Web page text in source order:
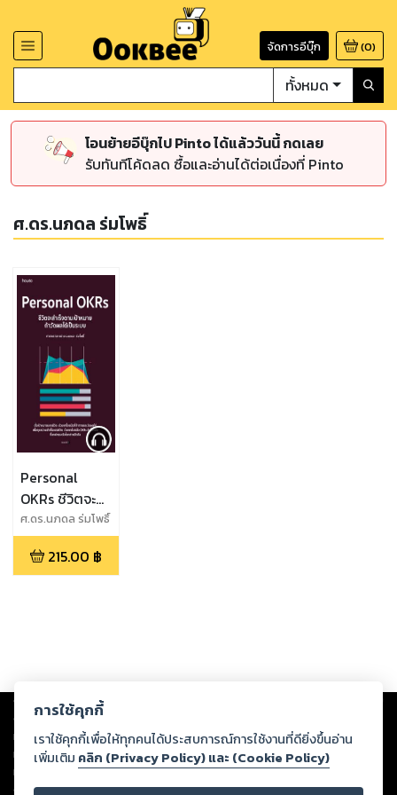
จัดการอีบุ๊ก (0)
ทั้งหมด
โอนย้ายอีบุ๊กไป Pinto ได้แล้ววันนี้ กดเลย
รับทันทีโค้ดลด ซื้อและอ่านได้ต่อเนื่องที่ Pinto
ศ.ดร.นภดล ร่มโพธิ์
Personal
OKRs ชีวิตจะ
สำเร็จตามเป้า
หมาย ถ้าวัดผล
ได้เป็นระบบ
ศ.ดร.นภดล ร่มโพธิ์
215.00 ฿
Copyright © 2026
ต่อผลงานหรือเนื้อหาใดที่อัปโหลดผ่านเว็บไซต์และปรากฏว่าละเมิดสิทธิใน
ทรัพย์สินทางปัญญาของบุคคลอื่นหรือขัดต่อกฎหมายและศีลธรรม ดังนั้น ผู้อ่าน
ทุกท่านโปรดใช้วิจารณญาณในการกลั่นกรองด้วยตนเอง และหากท่านพบว่าส่วน
หนึ่งส่วนใดขัดต่อกฎหมายและศีลธรรม กรุณาแจ้งมายังบริษัท เพื่อทีมงานจะได้
ดำเนินการในทันที ทั้งนี้ ทางสตอรี่ล็อกขอสงวนลิขสิทธิ์ตามพระราชบัญญัติ
การใช้คุกกี้
เราใช้คุกกี้เพื่อให้ทุกคนได้ประสบการณ์การใช้งานที่ดียิ่งขึ้นอ่าน
เพิ่มเติม คลิก (Privacy Policy) และ (Cookie Policy)